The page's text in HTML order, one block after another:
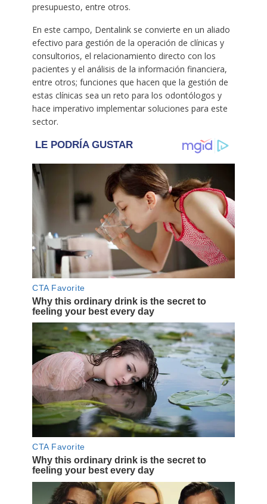
presupuesto, entre otros.
En este campo, Dentalink se convierte en un aliado
efectivo para gestión de la operación de clínicas y
consultorios, el relacionamiento directo con los
pacientes y el análisis de la información financiera,
entre otros; funciones que hacen que la gestión de
estas clínicas sea un reto para los odontólogos y
hace imperativo implementar soluciones para este
sector.